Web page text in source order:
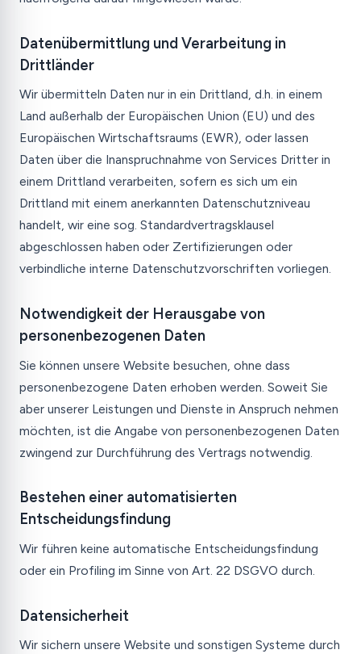
Datenübermittlung und Verarbeitung in
Drittländer
Wir übermitteln Daten nur in ein Drittland, d.h. in einem
Land außerhalb der Europäischen Union (EU) und des
Europäischen Wirtschaftsraums (EWR), oder lassen
Daten über die Inanspruchnahme von Services Dritter in
einem Drittland verarbeiten, sofern es sich um ein
Drittland mit einem anerkannten Datenschutzniveau
handelt, wir eine sog. Standardvertragsklausel
abgeschlossen haben oder Zertifizierungen oder
verbindliche interne Datenschutzvorschriften vorliegen.
Notwendigkeit der Herausgabe von
personenbezogenen Daten
Sie können unsere Website besuchen, ohne dass
personenbezogene Daten erhoben werden. Soweit Sie
aber unserer Leistungen und Dienste in Anspruch nehmen
möchten, ist die Angabe von personenbezogenen Daten
zwingend zur Durchführung des Vertrags notwendig.
Bestehen einer automatisierten
Entscheidungsfindung
Wir führen keine automatische Entscheidungsfindung
oder ein Profiling im Sinne von Art. 22 DSGVO durch.
Datensicherheit
Wir sichern unsere Website und sonstigen Systeme durch